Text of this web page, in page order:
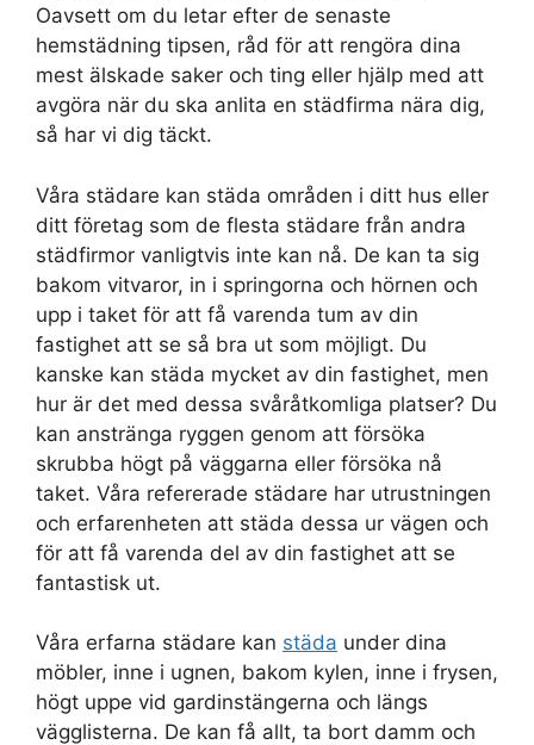
Oavsett om du letar efter de senaste
hemstädning tipsen, råd för att rengöra dina
mest älskade saker och ting eller hjälp med att
avgöra när du ska anlita en städfirma nära dig,
så har vi dig täckt.
Våra städare kan städa områden i ditt hus eller
ditt företag som de flesta städare från andra
städfirmor vanligtvis inte kan nå. De kan ta sig
bakom vitvaror, in i springorna och hörnen och
upp i taket för att få varenda tum av din
fastighet att se så bra ut som möjligt. Du
kanske kan städa mycket av din fastighet, men
hur är det med dessa svåråtkomliga platser? Du
kan anstränga ryggen genom att försöka
skrubba högt på väggarna eller försöka nå
taket. Våra refererade städare har utrustningen
och erfarenheten att städa dessa ur vägen och
för att få varenda del av din fastighet att se
fantastisk ut.
Våra erfarna städare kan städa under dina
möbler, inne i ugnen, bakom kylen, inne i frysen,
högt uppe vid gardinstängerna och längs
vägglisterna. De kan få allt, ta bort damm och